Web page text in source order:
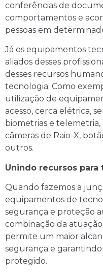
conferências de
comportamentos e
pessoas em
Já os equipamentos
aliados desses
desses recursos
tecnologia. Como
utilização de
acesso, cerca elétrica,
biometrias e
câmeras de Raio-X,
outros.
Unindo recursos
Quando fazemos a
equipamentos de
segurança e proteção
combinação da
permite um maior
segurança e
protegido.